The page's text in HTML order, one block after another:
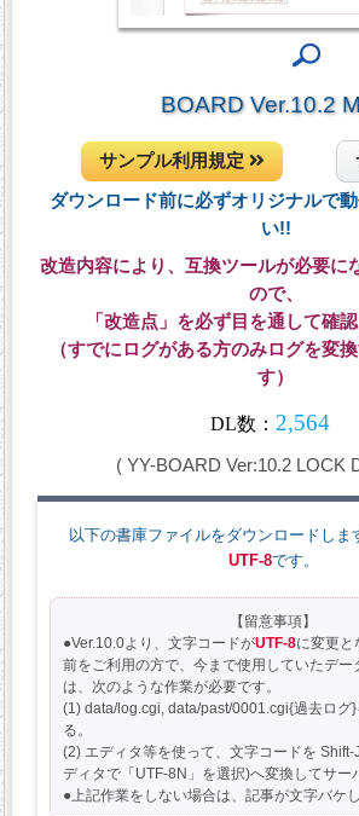
BOARD Ver.10.2
サンプル利用規定
ダウンロード前に必ずオリジナルで
い!!
改造内容により、互換ツールが必要に
ので、
「改造点」を必ず目を通して確認
（すでにログがある方のみログを変
す）
( YY-BOARD Ver:10.2 LOCK
以下の書庫ファイルをダウンロードしま
UTF-8です。
【留意事項】
●Ver.10.0より、文字コードがUTF-8に変更と
前をご利用の方で、今まで使用していたデー
は、次のような作業が必要です。
(1) data/log.cgi, data/past/0001.cgi{過去ログ
る。
(2) エディタ等を使って、文字コードを Shift-
ディタで「UTF-8N」を選択)へ変換してサー
●上記作業をしない場合は、記事が文字バケし